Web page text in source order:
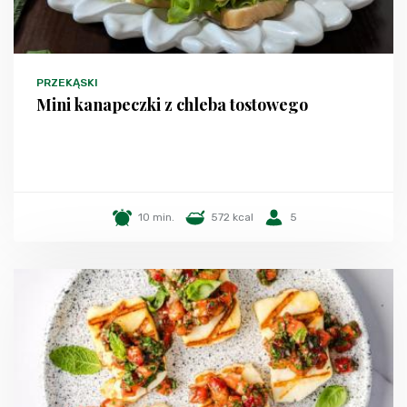
PRZEKĄSKI
Mini kanapeczki z chleba tostowego
10 min. 572 kcal 5